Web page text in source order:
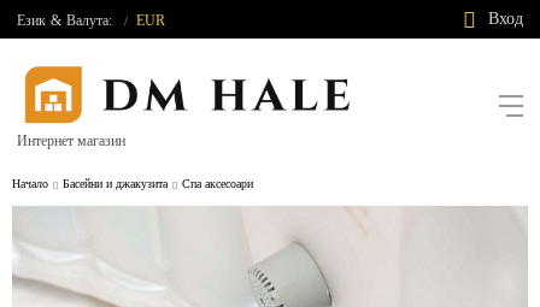
Език & Валута: / EUR Вход
Интернет магазин
Начало Басейни и джакузита Спа аксесоари